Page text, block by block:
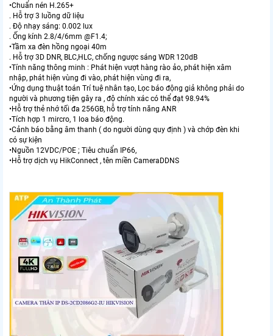
•Chuẩn nén H.265+
. Hỗ trợ 3 luồng dữ liệu
. Độ nhạy sáng: 0.002 lux
. Ống kính 2.8/4/6mm @F1.4;
•Tầm xa đèn hồng ngoại 40m
. Hỗ trợ 3D DNR, BLC,HLC, chống ngược sáng WDR 120dB
•Tính năng thông minh : Phát hiện vượt hàng rào ảo, phát hiện xâm
nhập, phát hiện vùng đi vào, phát hiện vùng đi ra,
•Ứng dụng thuật toán Trí tuệ nhân tạo, Lọc báo động giả không phải do
người và phương tiện gây ra , độ chính xác có thể đạt 98.94%
•Hỗ trợ thẻ nhớ tối đa 256GB, hỗ trợ tính năng ANR
•Tích hợp 1 mircro, 1 loa báo động.
•Cảnh báo bằng âm thanh ( do người dùng quy định ) và chớp đèn khi
có sự kiện
•Nguồn 12VDC/POE ; Tiêu chuẩn IP66,
•Hỗ trợ dịch vụ HikConnect , tên miền CameraDDNS